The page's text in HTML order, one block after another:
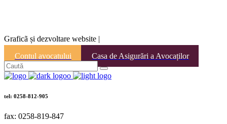
Graficã și dezvoltare website |
Contul avocatului
Casa de Asigurări a Avocaților
tel: 0258-812-905
fax: 0258-819-847